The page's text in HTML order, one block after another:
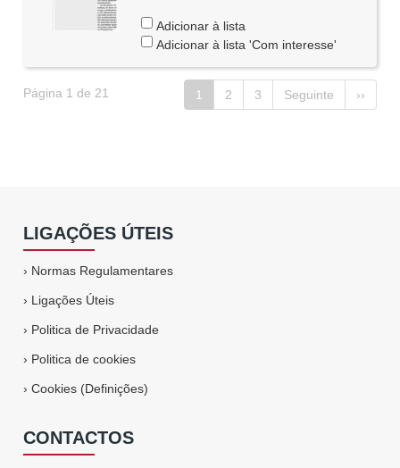
Adicionar à lista
Adicionar à lista 'Com interesse'
Página 1 de 21 1 2 3 Seguinte ››
LIGAÇÕES ÚTEIS
› Normas Regulamentares
› Ligações Úteis
› Politica de Privacidade
› Politica de cookies
›Cookies (Definições)
CONTACTOS